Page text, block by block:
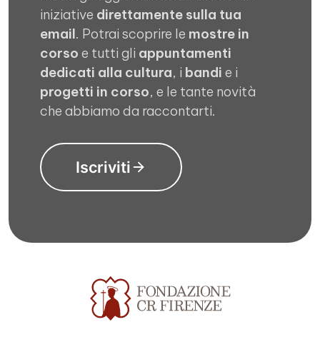
iniziative direttamente sulla tua
email. Potrai scoprire le mostre in
corso e tutti gli appuntamenti
dedicati alla cultura, i bandi e i
progetti in corso, e le tante novità
che abbiamo da raccontarti.
Iscriviti